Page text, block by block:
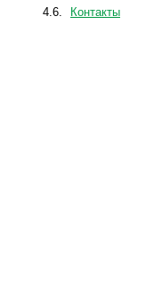
4.6.
Контакты